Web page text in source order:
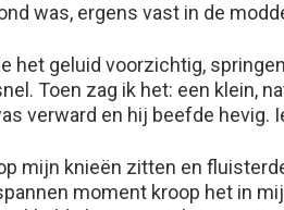
was, ergens vast in de
het geluid voorzichtig,
Toen zag ik het: een klein,
verward en hij beefde hevig.
mijn knieën zitten en
moment kroop het in